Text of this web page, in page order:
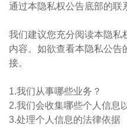
通过本隐私权公告底部的联
我们建议您充分阅读本隐私
内容。如欲查看本隐私公告
接。​
1.我们从事哪些业务？
2.我们会收集哪些个人信息
3.处理个人信息的法律依据